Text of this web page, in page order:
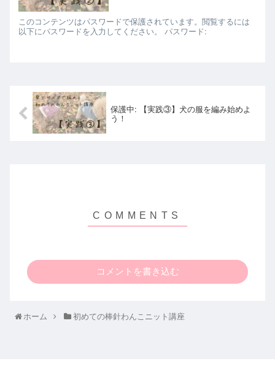
このコンテンツはパスワードで保護されています。閲覧するには
以下にパスワードを入力してください。 パスワード:
保護中: 【実践③】犬の服を編み始めよ
う！
コメントを書き込む
ホーム 初めての棒針わんこニット講座